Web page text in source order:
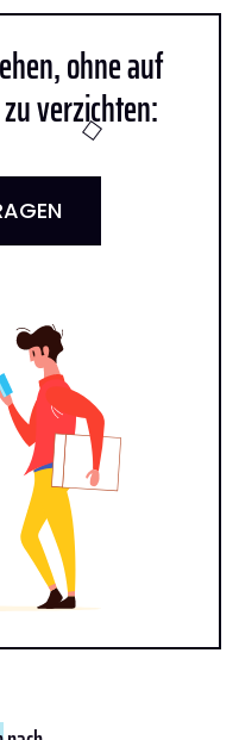
ohne auf
verzichten: